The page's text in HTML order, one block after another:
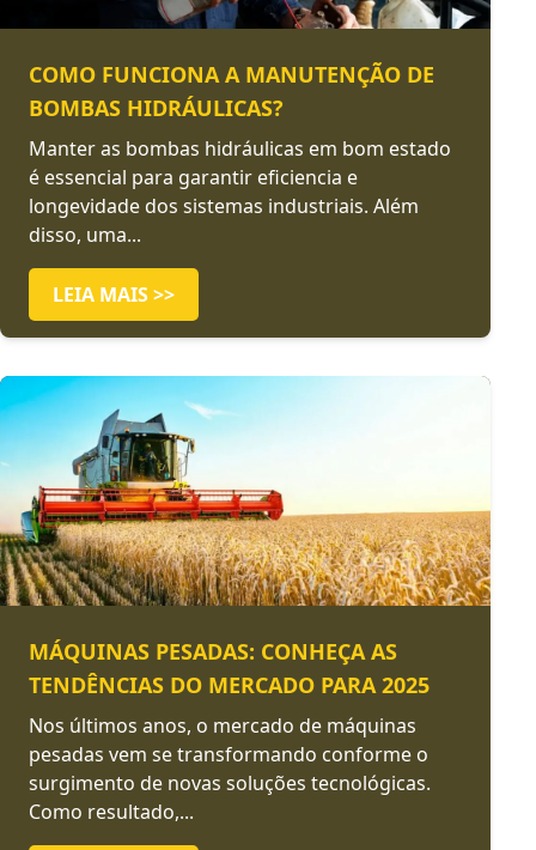
COMO FUNCIONA A MANUTENÇÃO DE
BOMBAS HIDRÁULICAS?
Manter as bombas hidráulicas em bom estado
é essencial para garantir eficiencia e
longevidade dos sistemas industriais. Além
disso, uma...
LEIA MAIS >>
MÁQUINAS PESADAS: CONHEÇA AS
TENDÊNCIAS DO MERCADO PARA 2025
Nos últimos anos, o mercado de máquinas
pesadas vem se transformando conforme o
surgimento de novas soluções tecnológicas.
Como resultado,...